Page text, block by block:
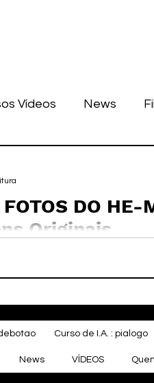
Vídeos News
FOTOS DO HE-
Originais
Curso de I.A. : pialogo
News VÍDEOS